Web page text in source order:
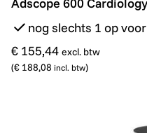
nog slechts 1 op
€ 155,44 excl. btw
(€ 188,08 incl. btw)